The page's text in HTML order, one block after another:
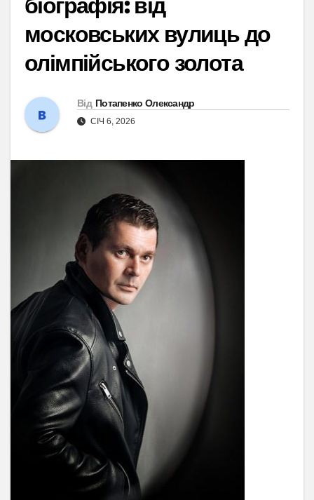
біографія: від
московських вулиць до
олімпійського золота
Від Потапенко Олександр
СІЧ 6, 2026